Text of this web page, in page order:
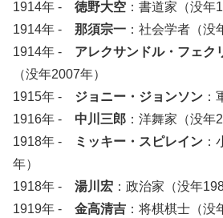
1914年 - 徳野大空 ：書道家（没年
1914年 - 那須宗一 ：社会学者（没
1914年 - アレクサンドル・フェク
（没年2007年）
1915年 - ジョニー・ジョンソン ：
1916年 - 中川三郎 ：洋舞家（没年
1918年 -
ミッキー・スピレイン
年）
1918年 - 湯川宏 ：政治家（没年
1919年 - 金高清吉 ：将棋棋士（没